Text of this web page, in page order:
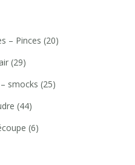
– Pinces (20)
(29)
smocks (25)
(44)
(6)